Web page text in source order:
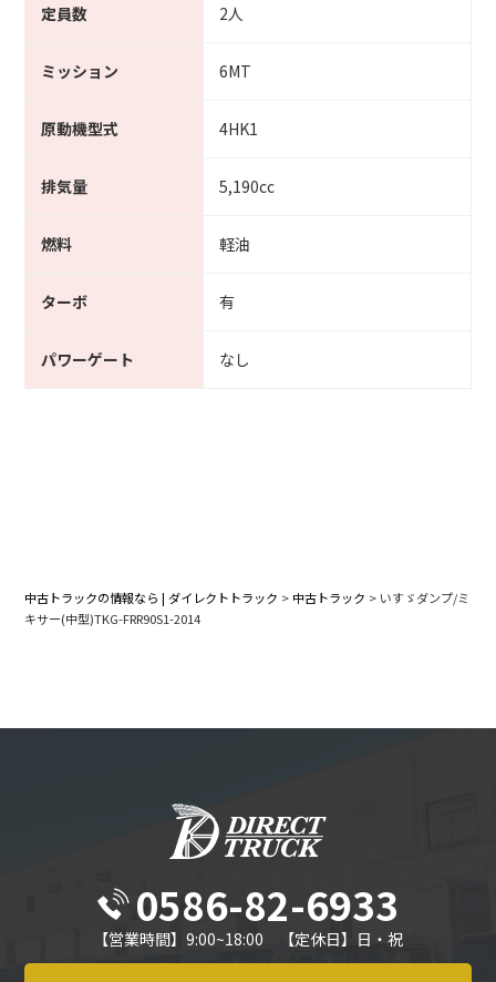
定員数 2人
ミッション 6MT
原動機型式 4HK1
排気量 5,190cc
燃料 軽油
ターボ 有
パワーゲート なし
中古トラックの情報なら | ダイレクトトラック > 中古トラック > いすゞダンプ/ミ
キサー(中型)TKG-FRR90S1-2014
0586-82-6933
【営業時間】9:00~18:00 【定休日】日・祝